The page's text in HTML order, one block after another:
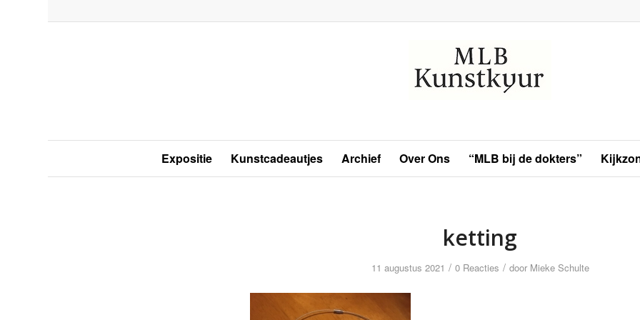
Expositie Kunstcadeautjes Archief Over Ons “MLB bij de dokters”
ketting
11 augustus 2021 / 0 Reacties / door Mieke Schulte